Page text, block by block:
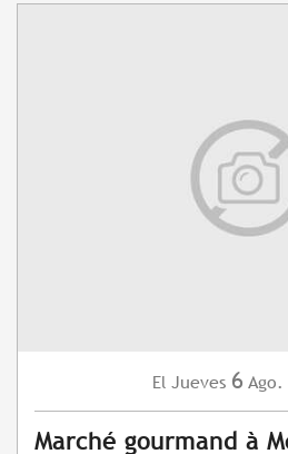
El Jueves 6 Ago.
Marché gourmand à